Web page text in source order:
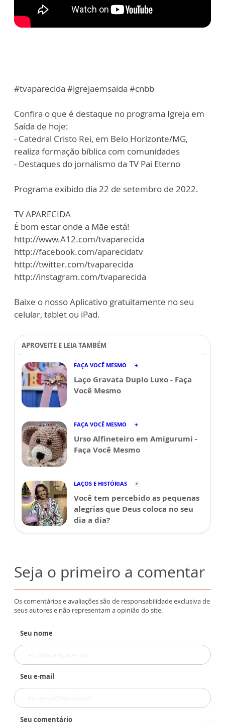
#tvaparecida #igrejaemsaida #cnbb
Confira o que é destaque no programa Igreja em
Saída de hoje:
- Catedral Cristo Rei, em Belo Horizonte/MG,
realiza formação bíblica com comunidades
- Destaques do jornalismo da TV Pai Eterno
Programa exibido dia 22 de setembro de 2022.
TV APARECIDA
É bom estar onde a Mãe está!
http://www.A12.com/tvaparecida
http://facebook.com/aparecidatv
http://twitter.com/tvaparecida
http://instagram.com/tvaparecida
Baixe o nosso Aplicativo gratuitamente no seu
celular, tablet ou iPad.
APROVEITE E LEIA TAMBÉM
FAÇA VOCÊ MESMO
Laço Gravata Duplo Luxo - Faça
Você Mesmo
FAÇA VOCÊ MESMO
Urso Alfineteiro em Amigurumi -
Faça Você Mesmo
LAÇOS E HISTÓRIAS
Você tem percebido as pequenas
alegrias que Deus coloca no seu
dia a dia?
Seja o primeiro a comentar
Os comentários e avaliações são de responsabilidade exclusiva de
seus autores e não representam a opinião do site.
Seu nome
Seu e-mail
Seu comentário